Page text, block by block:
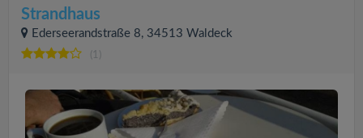
Strandhaus
Ederseerandstraße 8, 34513 Waldeck